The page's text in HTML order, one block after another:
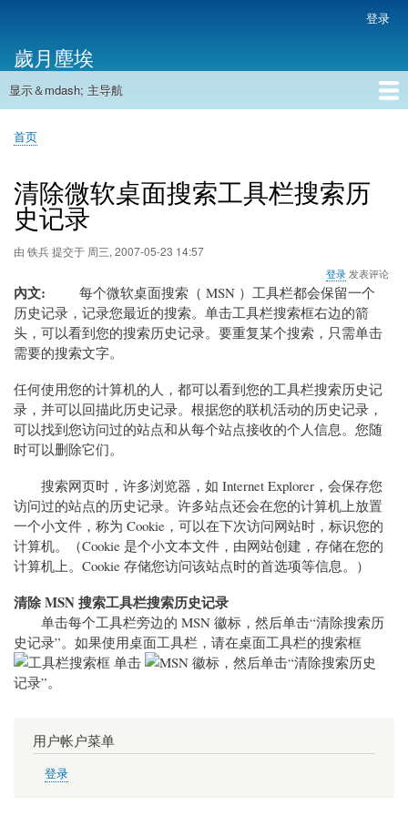
主
内
帐
户
菜
单
登录
歲月塵埃
主
航
显示＆mdash; 主导航
首页
面
屑
首页
清除微软桌面搜索工具栏搜索历
史记录
由 铁兵提交于 周三, 2007-05-23 14:57
登录 发表评论
內文
每个微软桌面搜索（ MSN ）工具栏都会保留一个
历史记录，记录您最近的搜索。单击工具栏搜索框右边的箭
头，可以看到您的搜索历史记录。要重复某个搜索，只需单击
需要的搜索文字。
任何使用您的计算机的人，都可以看到您的工具栏搜索历史记
录，并可以回描此历史记录。根据您的联机活动的历史记录，
可以找到您访问过的站点和从每个站点接收的个人信息。您随
时可以删除它们。
搜索网页时，许多浏览器，如 Internet Explorer，会保存您
访问过的站点的历史记录。许多站点还会在您的计算机上放置
一个小文件，称为 Cookie，可以在下次访问网站时，标识您的
计算机。（Cookie 是个小文本文件，由网站创建，存储在您的
计算机上。Cookie 存储您访问该站点时的首选项等信息。）
清除 MSN 搜索工具栏搜索历史记录
单击每个工具栏旁边的 MSN 徽标，然后单击“清除搜索历
史记录”。如果使用桌面工具栏，请在桌面工具栏的搜索框
单击
，然后单击“清除搜索历史
记录”。
用户帐户菜单
登录